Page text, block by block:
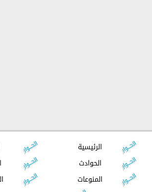
الرئيسية
الحوادث
المنوعات